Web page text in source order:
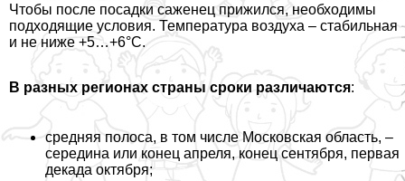
Чтобы после посадки саженец прижился, необходимы
подходящие условия. Температура воздуха – стабильная
и не ниже +5…+6°С.
В разных регионах страны сроки различаются:
средняя полоса, в том числе Московская область, –
середина или конец апреля, конец сентября, первая
декада октября;